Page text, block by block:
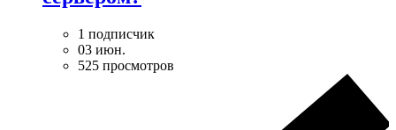
1 подписчик
03 июн.
525 просмотров